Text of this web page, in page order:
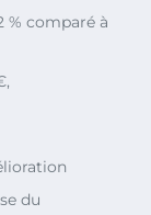
% comparé à
du